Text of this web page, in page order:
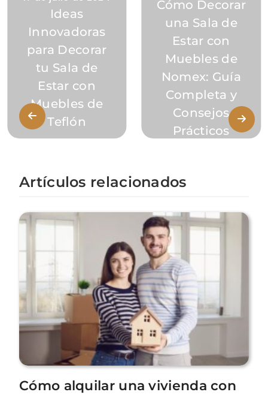
Ideas
Innovadoras
para Decorar
tu Sala de
Estar con
Muebles de
Teflón
Cómo Decorar
una Sala de
Estar con
Muebles de
Nomex: Guía
Completa y
Consejos
Prácticos
Artículos relacionados
Cómo alquilar una vivienda con